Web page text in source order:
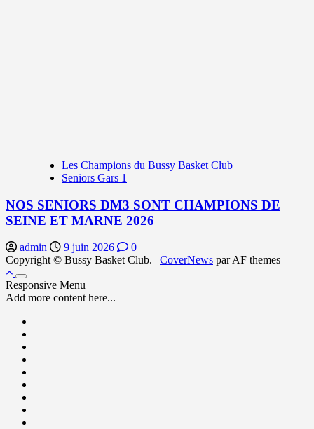
Les Champions du Bussy Basket Club
Seniors Gars 1
NOS SENIORS DM3 SONT CHAMPIONS DE
SEINE ET MARNE 2026
admin 9 juin 2026
0
Copyright © Bussy Basket Club. | CoverNews par AF themes
Responsive Menu
Add more content here...